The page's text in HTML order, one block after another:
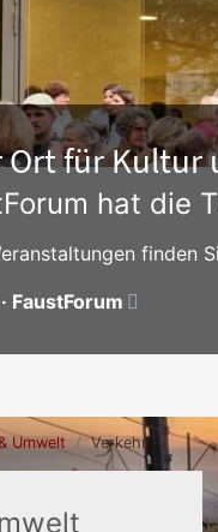
Ort für Kultur
hat die
finden
FaustForum
Umwelt Verkehr